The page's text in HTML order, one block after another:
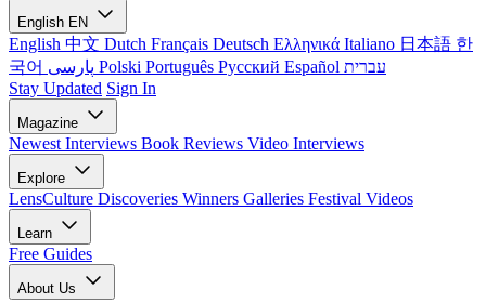
English EN
English 中文 Dutch Français Deutsch Ελληνικά Italiano 日本語 한
국어
Polski Português Русский Español עברית
Stay Updated Sign In
Magazine
Newest Interviews Book Reviews Video Interviews
Explore
LensCulture Discoveries Winners Galleries Festival Videos
Learn
Free Guides
About Us